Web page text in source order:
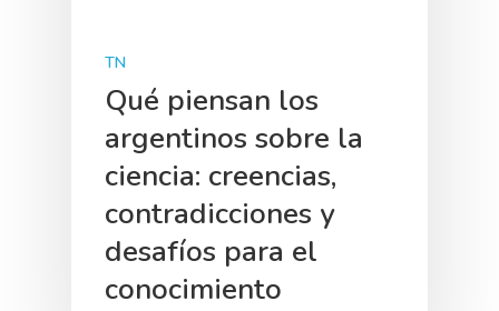
TN
Qué piensan los
argentinos sobre la
ciencia: creencias,
contradicciones y
desafíos para el
conocimiento